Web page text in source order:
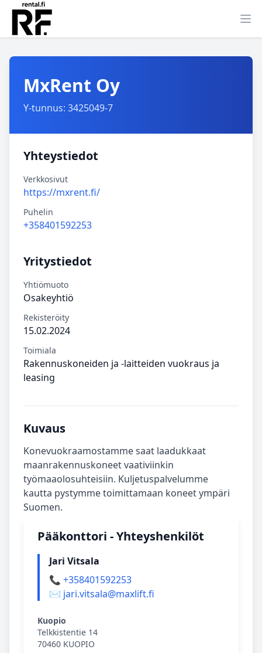
MxRent Oy
Y-tunnus: 3425049-7
Yhteystiedot
Verkkosivut
https://mxrent.fi/
Puhelin
+358401592253
Yritystiedot
Yhtiömuoto
Osakeyhtiö
Rekisteröity
15.02.2024
Toimiala
Rakennuskoneiden ja -laitteiden vuokraus ja
leasing
Kuvaus
Konevuokraamostamme saat laadukkaat
maanrakennuskoneet vaativiinkin
työmaaolosuhteisiin. Kuljetuspalvelumme
kautta pystymme toimittamaan koneet ympäri
Suomen.
Pääkonttori - Yhteyshenkilöt
Jari Vitsala
📞 +358401592253
✉️ jari.vitsala@maxlift.fi
Kuopio
Telkkistentie 14
70460 KUOPIO